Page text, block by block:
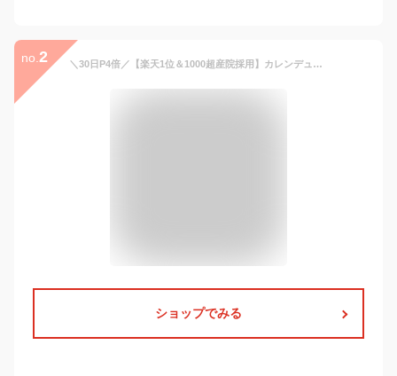
no. 2 ＼30日P4倍／【楽天1位＆1000超産院採用】カレンデュラオイル 会陰マッサージ オイル カレンデュラ 乳頭ケア 妊婦 マタニティ 妊娠 乳房 マッサージ 保湿 デリケートゾーン オイル 出産準備 赤ちゃん ケア 無添加 100%天然オイル アモマ AMOMA
ショップでみる